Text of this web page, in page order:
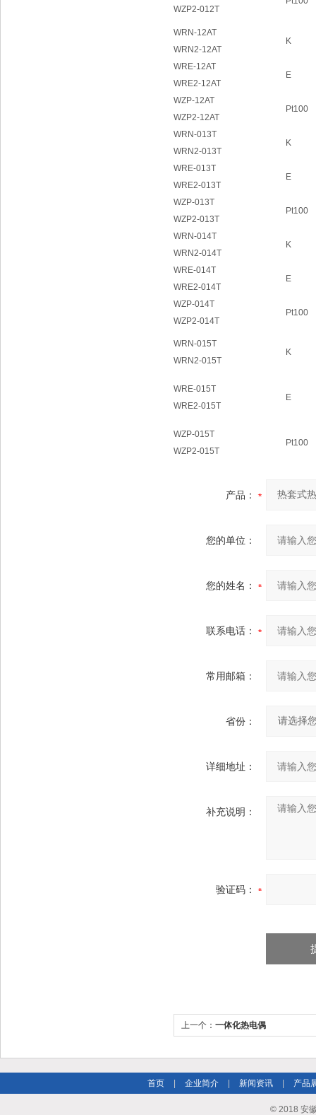
WZP2-012T
WRN-12AT
WRN2-12AT
K
WRE-12AT
WRE2-12AT
E
WZP-12AT
WZP2-12AT
Pt100
WRN-013T
WRN2-013T
K
WRE-013T
WRE2-013T
E
WZP-013T
WZP2-013T
Pt100
WRN-014T
WRN2-014T
K
WRE-014T
WRE2-014T
E
WZP-014T
WZP2-014T
Pt100
WRN-015T
WRN2-015T
K
WRE-015T
WRE2-015T
E
WZP-015T
WZP2-015T
Pt100
产品：
您的单位：
您的姓名：
联系电话：
常用邮箱：
省份：
详细地址：
补充说明：
验证码：
上一个： 一体化热电偶
首页 企业简介 新闻资讯 产品
© 2018 安